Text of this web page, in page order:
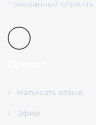
призванный служить
Написать отзыв
Эфир